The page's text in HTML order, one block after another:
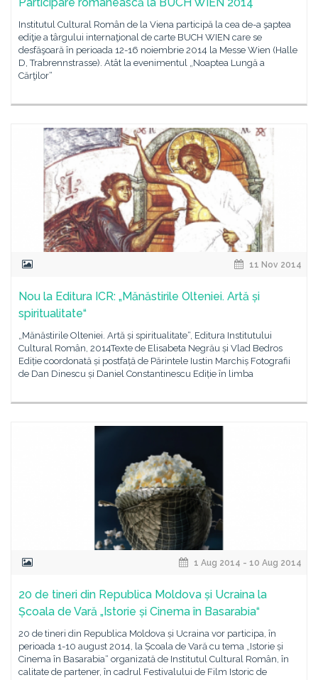
Institutul Cultural Român de la Viena participă la cea de-a şaptea
ediţie a târgului internaţional de carte BUCH WIEN care se
desfăşoară în perioada 12-16 noiembrie 2014 la Messe Wien (Halle
D, Trabrennstrasse). Atât la evenimentul „Noaptea Lungă a
Cărţilor“
11 Nov 2014
Nou la Editura ICR: „Mănăstirile Olteniei. Artă și
spiritualitate“
„Mănăstirile Olteniei. Artă și spiritualitate“, Editura Institutului
Cultural Român, 2014Texte de Elisabeta Negrău și Vlad Bedros
Ediție coordonată și postfață de Părintele Iustin Marchiș Fotografii
de Dan Dinescu și Daniel Constantinescu Ediție în limba
1 Aug 2014 - 10 Aug 2014
20 de tineri din Republica Moldova și Ucraina la
Școala de Vară „Istorie și Cinema în Basarabia“
20 de tineri din Republica Moldova și Ucraina vor participa, în
perioada 1-10 august 2014, la Școala de Vară cu tema „Istorie și
Cinema în Basarabia“ organizată de Institutul Cultural Român, în
calitate de partener, în cadrul Festivalului de Film Istoric de